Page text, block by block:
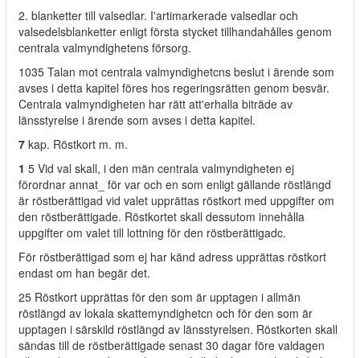
2. blanketter till valsedlar. I'artimarkerade valsedlar och
valsedelsblanketter enligt första stycket tillhandahålles genom
centrala valmyndighetens försorg.
1035 Talan mot centrala valmyndighetcns beslut i ärende som
avses i detta kapitel föres hos regeringsrätten genom besvär.
Centrala valmyndigheten har rätt att'erhalla biträde av
länsstyrelse i ärende som avses i detta kapitel.
7 kap. Röstkort m. m.
1 5 Vid val skall, i den män centrala valmyndigheten ej
förordnar annat_ för var och en som enligt gällande röstlängd
är röstberättigad vid valet upprättas röstkort med uppgifter om
den röstberättigade. Röstkortet skall dessutom innehålla
uppgifter om valet till lottning för den röstberättigadc.
För röstberättigad som ej har känd adress upprättas röstkort
endast om han begär det.
25 Röstkort upprättas för den som är upptagen i allmän
röstlängd av lokala skattemyndighetcn och för den som är
upptagen i särskild röstlängd av länsstyrelsen. Röstkorten skall
sändas till de röstberättigade senast 30 dagar före valdagen